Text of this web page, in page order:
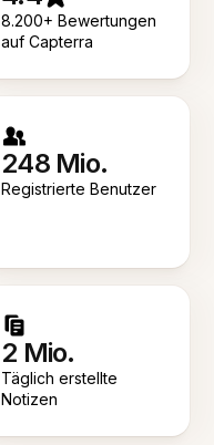
8.200+ Bewertungen
auf Capterra
248 Mio.
Registrierte Benutzer
2 Mio.
Täglich erstellte
Notizen